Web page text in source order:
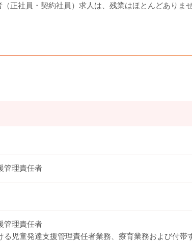
正社員・契約社員）求人は、残業はほとんどありま
管理責任者
管理責任者
る児童発達支援管理責任者業務、療育業務および付帯